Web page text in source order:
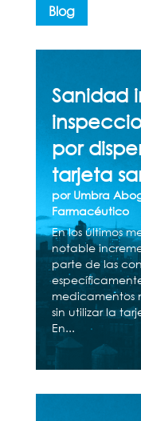
Blog
Sanidad
por
tarjeta
por Umbra
Farmacéutico
En los últimos
notable
parte de las
medicamentos
sin utilizar la
En...